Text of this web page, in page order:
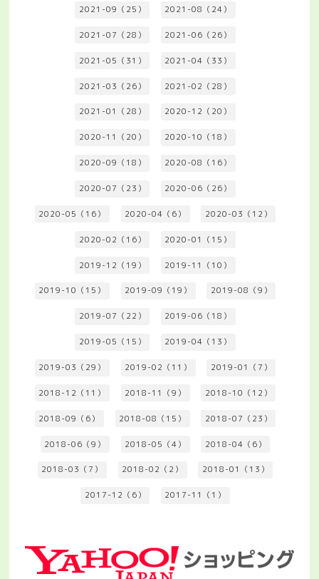
2021-09（25） 2021-08（24）
2021-07（28） 2021-06（26）
2021-05（31） 2021-04（33）
2021-03（26） 2021-02（28）
2021-01（28） 2020-12（20）
2020-11（20） 2020-10（18）
2020-09（18） 2020-08（16）
2020-07（23） 2020-06（26）
2020-05（16） 2020-04（6） 2020-03（12）
2020-02（16） 2020-01（15）
2019-12（19） 2019-11（10）
2019-10（15） 2019-09（19） 2019-08（9）
2019-07（22） 2019-06（18）
2019-05（15） 2019-04（13）
2019-03（29） 2019-02（11） 2019-01（7）
2018-12（11） 2018-11（9） 2018-10（12）
2018-09（6） 2018-08（15） 2018-07（23）
2018-06（9） 2018-05（4） 2018-04（6）
2018-03（7） 2018-02（2） 2018-01（13）
2017-12（6） 2017-11（1）